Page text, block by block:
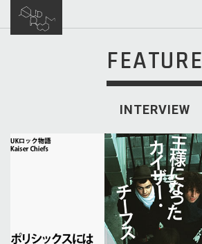
FEATURE
INTERVIEW